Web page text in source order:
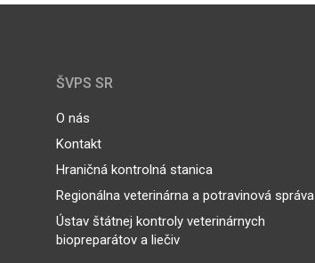
ŠVPS SR
O nás
Kontakt
Hraničná kontrolná stanica
Regionálna veterinárna a potravinová správa
Ústav štátnej kontroly veterinárnych
biopreparátov a liečiv